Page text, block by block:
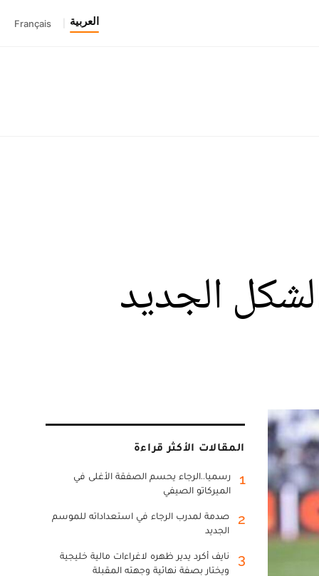
العربية Français
الجديد
المقالات الأكثر قراءة
1
رسميا..الرجاء يحسم الصفقة الأغلى في
الميركاتو الصيفي
2
صدمة لمدرب الرجاء في استعداداته للموسم
الجديد
3
نايف أكرد يدير ظهره لاغراءات مالية خليجية
ويختار بصفة نهائية وجهته المقبلة